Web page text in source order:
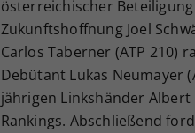
österreichischer
Zukunftshoffnung Joel
Carlos Taberner (ATP 210)
Debütant Lukas Neumayer
jährigen Linkshänder Albert
Rankings. Abschließend